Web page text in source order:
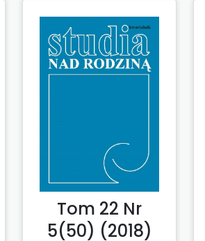
Tom 22 Nr
5(50) (2018)